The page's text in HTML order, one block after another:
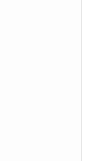
de sol.